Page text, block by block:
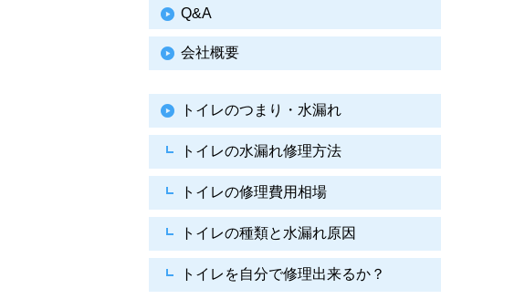
Q&A
会社概要
トイレのつまり・水漏れ
トイレの水漏れ修理方法
トイレの修理費用相場
トイレの種類と水漏れ原因
トイレを自分で修理出来るか？